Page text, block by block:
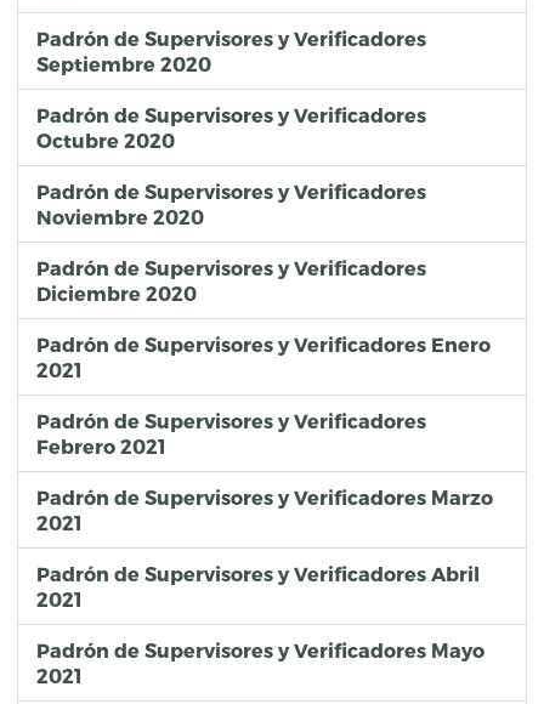
Padrón de Supervisores y Verificadores
Septiembre 2020
Padrón de Supervisores y Verificadores
Octubre 2020
Padrón de Supervisores y Verificadores
Noviembre 2020
Padrón de Supervisores y Verificadores
Diciembre 2020
Padrón de Supervisores y Verificadores Enero
2021
Padrón de Supervisores y Verificadores
Febrero 2021
Padrón de Supervisores y Verificadores Marzo
2021
Padrón de Supervisores y Verificadores Abril
2021
Padrón de Supervisores y Verificadores Mayo
2021